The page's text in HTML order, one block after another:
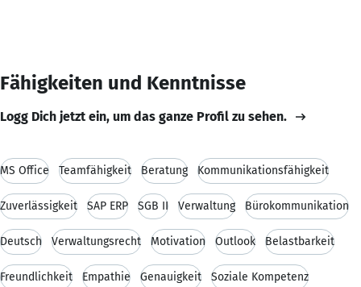
Fähigkeiten und Kenntnisse
Logg Dich jetzt ein, um das ganze Profil zu sehen.
MS Office Teamfähigkeit Beratung Kommunikationsfähigkeit
Zuverlässigkeit SAP ERP SGB II Verwaltung Bürokommunikation
Deutsch Verwaltungsrecht Motivation Outlook Belastbarkeit
Freundlichkeit Empathie Genauigkeit Soziale Kompetenz